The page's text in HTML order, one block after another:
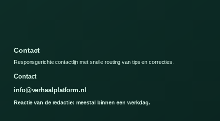
Contact
Responsgerichte contactlijn met snelle routing van tips en correcties.
Contact
info@verhaalplatform.nl
Reactie van de redactie: meestal binnen een werkdag.